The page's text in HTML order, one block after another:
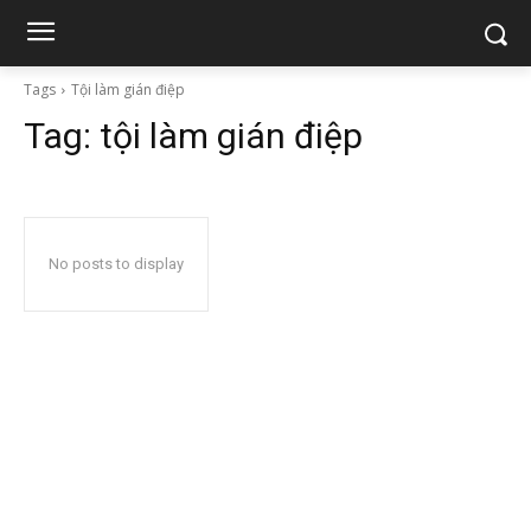
Tags Tội làm gián điệp
Tag: tội làm gián điệp
No posts to display